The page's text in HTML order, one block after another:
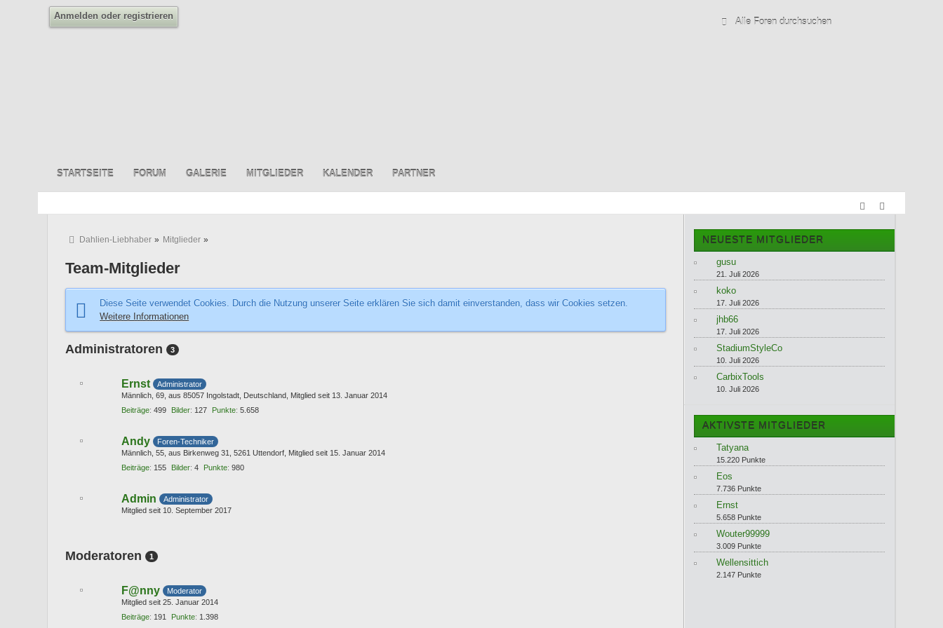
Anmelden oder registrieren
STARTSEITE FORUM GALERIE MITGLIEDER KALENDER PARTNER
Dahlien-Liebhaber » Mitglieder »
Team-Mitglieder
Diese Seite verwendet Cookies. Durch die Nutzung unserer Seite erklären Sie sich damit einverstanden, dass wir Cookies setzen.
Weitere Informationen
Administratoren 3
Ernst
Administrator
Männlich 69 aus 85057 Ingolstadt, Deutschland Mitglied seit 13. Januar 2014
Beiträge 499 Bilder 127 Punkte 5.658
Andy
Foren-Techniker
Männlich 55 aus Birkenweg 31, 5261 Uttendorf Mitglied seit 15. Januar 2014
Beiträge 155 Bilder 4 Punkte 980
Admin
Administrator
Mitglied seit 10. September 2017
Moderatoren 1
F@nny
Moderator
Mitglied seit 25. Januar 2014
Beiträge 191 Punkte 1.398
NEUESTE MITGLIEDER
gusu
21. Juli 2026
koko
17. Juli 2026
jhb66
17. Juli 2026
StadiumStyleCo
10. Juli 2026
CarbixTools
10. Juli 2026
AKTIVSTE MITGLIEDER
Tatyana
15.220 Punkte
Eos
7.736 Punkte
Ernst
5.658 Punkte
Wouter99999
3.009 Punkte
Wellensittich
2.147 Punkte